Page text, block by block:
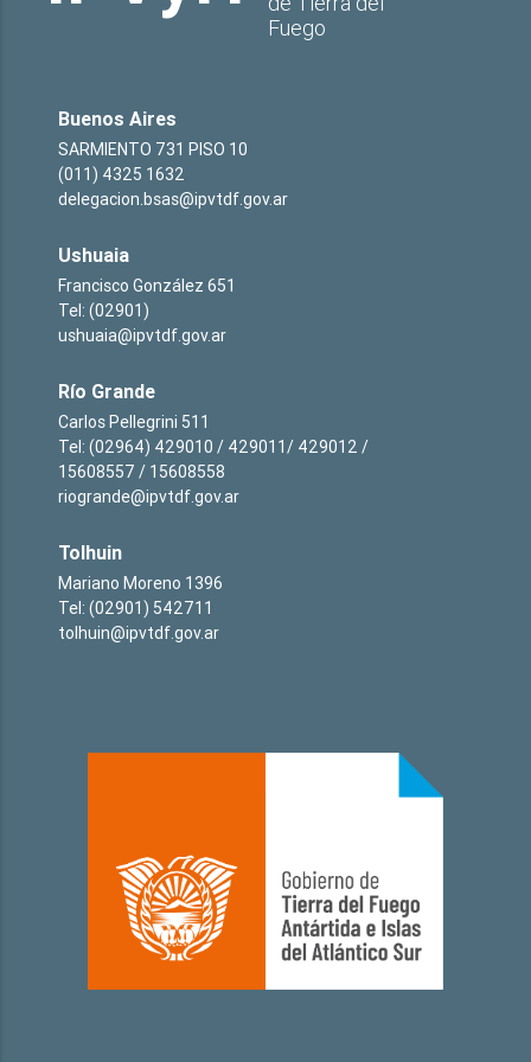
Fuego
Buenos Aires
SARMIENTO 731 PISO 10
(011) 4325 1632
delegacion.bsas@ipvtdf.gov.ar
Ushuaia
Francisco González 651
Tel: (02901)
ushuaia@ipvtdf.gov.ar
Río Grande
Carlos Pellegrini 511
Tel: (02964) 429010 / 429011/ 429012 /
15608557 / 15608558
riogrande@ipvtdf.gov.ar
Tolhuin
Mariano Moreno 1396
Tel: (02901) 542711
tolhuin@ipvtdf.gov.ar